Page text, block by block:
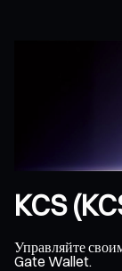
KCS
Управляйте
Gate Wallet.